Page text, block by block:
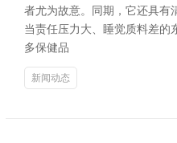
者尤为故意。同期，它还具有
当责任压力大、睡觉质料差的
多保健品
新闻动态